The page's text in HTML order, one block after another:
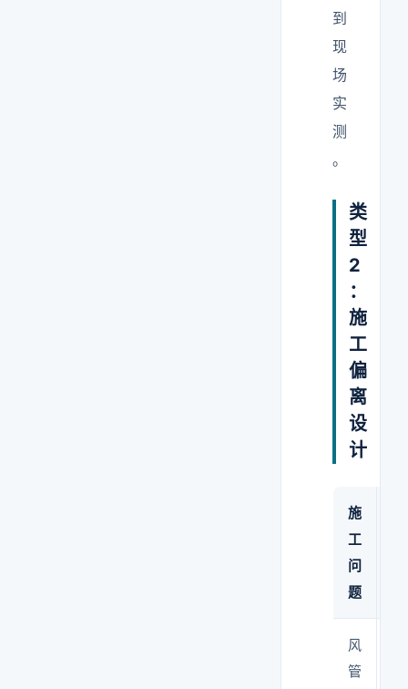
到
现
场
实
测
。
类
型
2
：
施
工
偏
离
设
计
施
工
问
题
风
管